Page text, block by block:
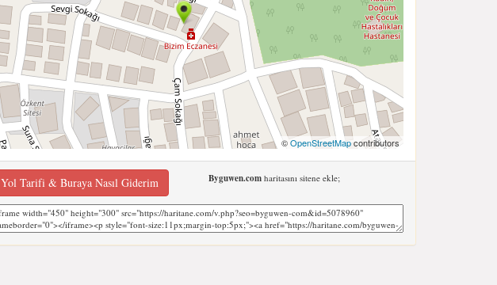
©OpenStreetMapcontributors
Yol Tarifi & Buraya Nasıl Giderim Byguwen.comharitasını sitene ekle;